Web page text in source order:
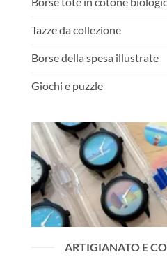
Tazze da collezione
Borse della spesa illustrate
Giochi e puzzle
ARTIGIANATO E